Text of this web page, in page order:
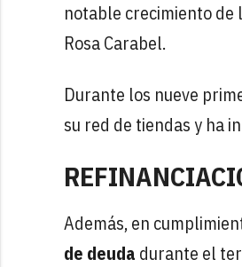
notable crecimiento de
Rosa Carabel.
Durante los nueve
su red de tiendas y ha
Además, en
de deuda durante el